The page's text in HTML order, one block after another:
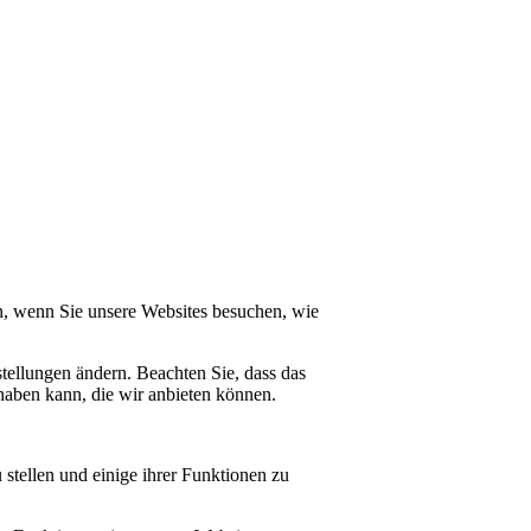
Sie unsere Websites besuchen, wie
ändern. Beachten Sie, dass das
kann, die wir anbieten können.
und einige ihrer Funktionen zu